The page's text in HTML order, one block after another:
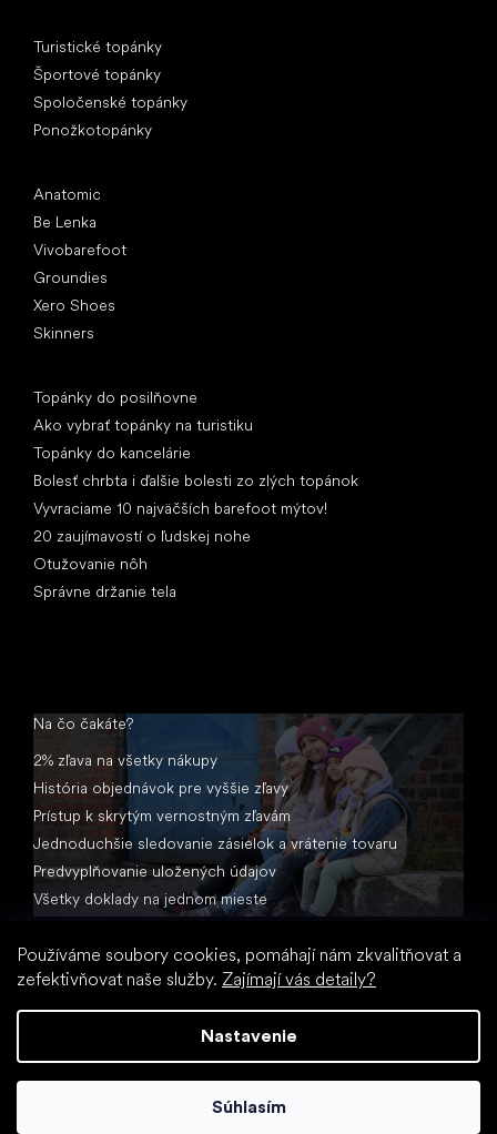
Používáme soubory cookies, pomáhají nám zkvalitňovat a
zefektivňovat naše služby. Zajímají vás detaily?
Nastavenie
Súhlasím
Turistické topánky
Športové topánky
Spoločenské topánky
Ponožkotopánky
Anatomic
Be Lenka
Vivobarefoot
Groundies
Xero Shoes
Skinners
Topánky do posilňovne
Ako vybrať topánky na turistiku
Topánky do kancelárie
Bolesť chrbta i ďalšie bolesti zo zlých topánok
Vyvraciame 10 najväčších barefoot mýtov!
20 zaujímavostí o ľudskej nohe
Otužovanie nôh
Správne držanie tela
Na čo čakáte?
2% zľava na všetky nákupy
História objednávok pre vyššie zľavy
Prístup k skrytým vernostným zľavám
Jednoduchšie sledovanie zásielok a vrátenie tovaru
Predvyplňovanie uložených údajov
Všetky doklady na jednom mieste
Vytvoril Shoptet
Little Shoes.sk. Všetky práva vyhradené.